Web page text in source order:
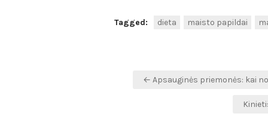
Tagged: dieta maisto papildai
← Apsauginės priemonės: kai